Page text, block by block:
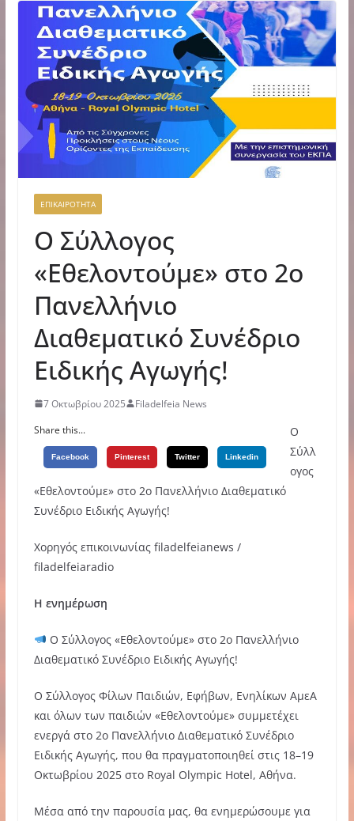
ΕΠΙΚΑΙΡΟΤΗΤΑ
Ο Σύλλογος
«Εθελοντούμε» στο 2ο
Πανελλήνιο
Διαθεματικό Συνέδριο
Ειδικής Αγωγής!
7 Οκτωβρίου 2025
Filadelfeia News
Share this...
Facebook Pinterest Twitter Linkedin
Ο
Σύλλ
ογος
«Εθελοντούμε» στο 2ο Πανελλήνιο Διαθεματικό
Συνέδριο Ειδικής Αγωγής!
Χορηγός επικοινωνίας filadelfeianews /
filadelfeiaradio
Η ενημέρωση
Ο Σύλλογος «Εθελοντούμε» στο 2ο Πανελλήνιο
Διαθεματικό Συνέδριο Ειδικής Αγωγής!
Ο Σύλλογος Φίλων Παιδιών, Εφήβων, Ενηλίκων ΑμεΑ
και όλων των παιδιών «Εθελοντούμε» συμμετέχει
ενεργά στο 2ο Πανελλήνιο Διαθεματικό Συνέδριο
Ειδικής Αγωγής, που θα πραγματοποιηθεί στις 18–19
Οκτωβρίου 2025 στο Royal Olympic Hotel, Αθήνα.
Μέσα από την παρουσία μας, θα ενημερώσουμε για